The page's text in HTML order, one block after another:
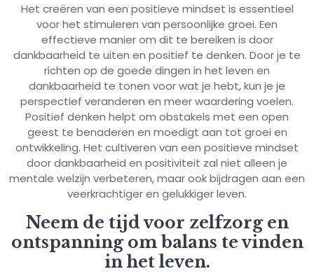
Het creëren van een positieve mindset is essentieel
voor het stimuleren van persoonlijke groei. Een
effectieve manier om dit te bereiken is door
dankbaarheid te uiten en positief te denken. Door je te
richten op de goede dingen in het leven en
dankbaarheid te tonen voor wat je hebt, kun je je
perspectief veranderen en meer waardering voelen.
Positief denken helpt om obstakels met een open
geest te benaderen en moedigt aan tot groei en
ontwikkeling. Het cultiveren van een positieve mindset
door dankbaarheid en positiviteit zal niet alleen je
mentale welzijn verbeteren, maar ook bijdragen aan een
veerkrachtiger en gelukkiger leven.
Neem de tijd voor zelfzorg en
ontspanning om balans te vinden
in het leven.